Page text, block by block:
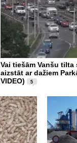
Vai tiešām Vanšu tilta
aizstāt ar dažiem
VIDEO)
5